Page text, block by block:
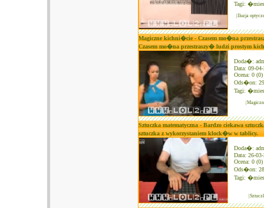
Tagi:
|Iluzja
Magiczne kichni�cie - Czasem mo�na
Czasem mo�na przestraszy� ludzi prostym
Doda�:
Data: 09-
Ocena: 0 (0)
Ods�on:
Tagi:
Sztuczka matematyczna - Bardzo ciekawa
sztuczka z wykorzystaniem klock�w w tablicy.
Doda�:
Data: 26-
Ocena: 0 (0)
Ods�on:
Tagi: